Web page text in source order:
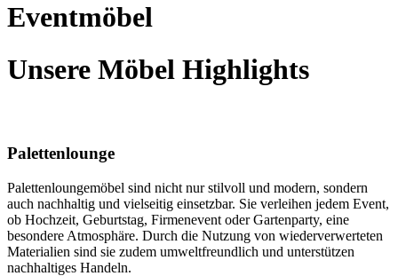
Eventmöbel
Unsere Möbel Highlights
Palettenlounge
Palettenloungemöbel sind nicht nur stilvoll und modern, sondern
auch nachhaltig und vielseitig einsetzbar. Sie verleihen jedem Event,
ob Hochzeit, Geburtstag, Firmenevent oder Gartenparty, eine
besondere Atmosphäre. Durch die Nutzung von wiederverwerteten
Materialien sind sie zudem umweltfreundlich und unterstützen
nachhaltiges Handeln.